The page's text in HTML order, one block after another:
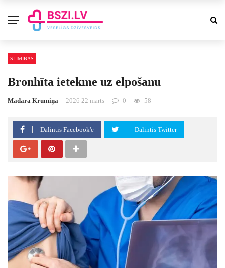
SLIMĪBAS
Bronhīta ietekme uz elpošanu
Madara Krūmiņa 2026 22 marts 0 58
Dalintis Facebook'e Dalintis Twitter